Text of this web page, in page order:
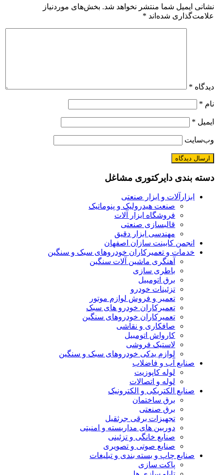
ایمیل شما منتشر نخواهد شد. بخش‌های موردنیاز
شده‌اند*
*
*
*
بندی دایرکتوری مشاغل
ابزارآلات و ابزار صنعتی
صنعت هیدرولیک و پنوماتیک
فروشگاه ابزار آلات
قالبسازی صنعتی
مهندسی ابزار دقیق
انجمن کابینت سازان اصفهان
خدمات و تعمیرکاران خودروهای سبک و سنگین
آهنگری ماشین آلات سنگین
باطری سازی
برق اتومبیل
تزئینات خودرو
تعمیر و فروش لوازم موتور
تعمیرکاران خودرو های سبک
تعمیرکاران خودروهای سنگین
صافکاری و نقاشی
کارواش اتومبیل
لاستیک فروشی
لوازم یدکی خودروهای سبک و سنگین
صنایع آب و فاضلاب
لوله کاپوزیت
لوله و اتصالات
صنایع الکتریکی و الکترونیک
برق ساختمان
برق صنعتی
تجهیزات برقی جرثقیل
دوربین های مداربسته و امنیتی
صنایع خانگی و تزئینی
صنایع صوتی و تصویری
صنایع چاپ و بسته بندی و تبلیغات
پاکت سازی